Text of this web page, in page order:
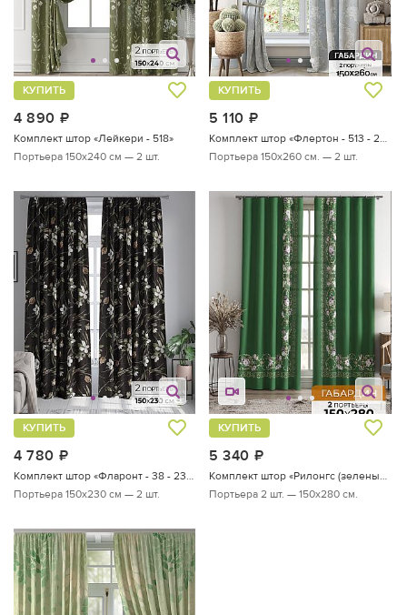
4 890
КУПИТЬ
Комплект штор «Лейкери - 518»
Портьера 150х240 см — 2 шт.
5 110
КУПИТЬ
Комплект штор «Флертон - 513 - 260 см»
Портьера 150х260 см. — 2 шт.
4 780
КУПИТЬ
Комплект штор «Фларонт - 38 - 230 см»
Портьера 150х230 см — 2 шт.
5 340
КУПИТЬ
Комплект штор «Рилонгс (зеленый)»
Портьера 2 шт. — 150х280 см.